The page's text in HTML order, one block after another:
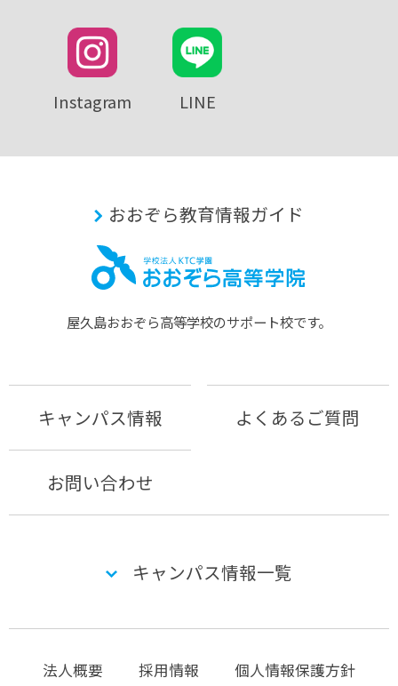
Instagram LINE
おおぞら教育情報ガイド
屋久島おおぞら⾼等学校のサポート校です。
キャンパス情報 よくあるご質問
お問い合わせ
キャンパス情報一覧
法人概要 採用情報 個人情報保護方針